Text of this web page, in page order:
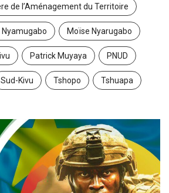
de l’Aménagement du Territoire
Nyamugabo Moïse Nyarugabo
Patrick Muyaya PNUD
Sud-Kivu Tshopo Tshuapa